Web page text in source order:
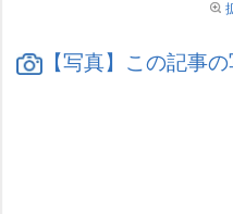
【写真】この記事